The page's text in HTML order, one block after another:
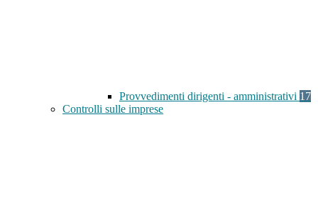
Provvedimenti dirigenti - amministrativi 17
Controlli sulle imprese